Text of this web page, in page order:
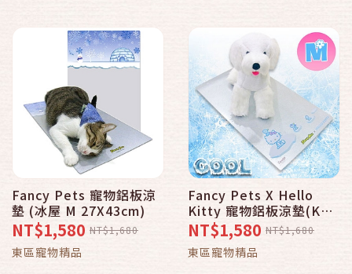
Fancy Pets 寵物鋁板涼
墊 (冰屋 M 27X43cm)
NT$1,580 NT$1,680
東區寵物精品
Fancy Pets X Hello
Kitty 寵物鋁板涼墊(KT
企鵝 M 27X43cm)
NT$1,580 NT$1,680
東區寵物精品